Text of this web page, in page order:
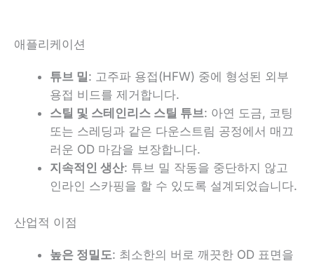
애플리케이션
튜브 밀: 고주파 용접(HFW) 중에 형성된 외부
용접 비드를 제거합니다.
스틸 및 스테인리스 스틸 튜브: 아연 도금, 코팅
또는 스레딩과 같은 다운스트림 공정에서 매끄
러운 OD 마감을 보장합니다.
지속적인 생산: 튜브 밀 작동을 중단하지 않고
인라인 스카핑을 할 수 있도록 설계되었습니다.
산업적 이점
높은 정밀도: 최소한의 버로 깨끗한 OD 표면을